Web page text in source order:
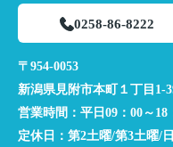
0258-86-8222
〒954-0053
新潟県見附市本町１丁目1-
営業時間： 平日09：00～
定休日： 第2土曜/第3土曜/